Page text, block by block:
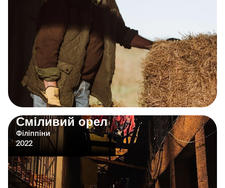
Сміливий орел
Філіппіни
2022